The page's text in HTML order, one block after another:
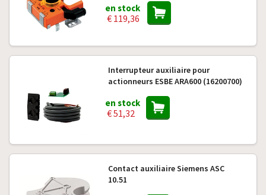
en stock
€ 119,36
Interrupteur auxiliaire pour
actionneurs ESBE ARA600 (16200700)
en stock
€ 51,32
Contact auxiliaire Siemens ASC
10.51